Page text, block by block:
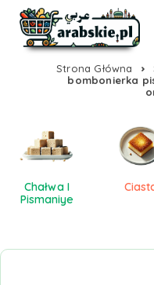
Strona Główna
bombonierka
Chałwa I
Pismaniye